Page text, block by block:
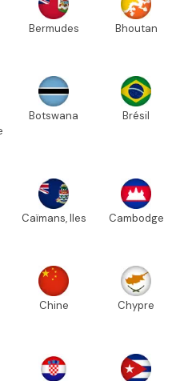
Bermudes Bhoutan
Botswana Brésil
Caïmans, Iles Cambodge
Chine Chypre